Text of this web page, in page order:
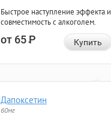
Быстрое наступление эффекта и
совместимость с алкоголем.
от 65Р Купить
Дапоксетин
60мг